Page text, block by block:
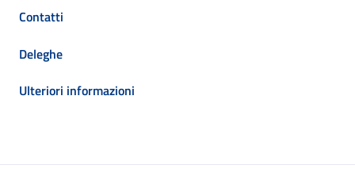
Contatti
Deleghe
Ulteriori informazioni